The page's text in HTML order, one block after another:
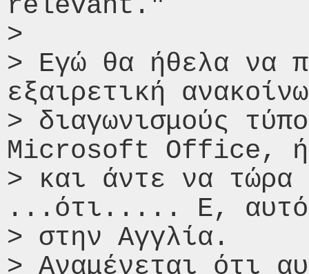
>
> Εγώ θα ήθελα να
εξαιρετική
> διαγωνισμούς
Microsoft Office, ή
> και άντε να τώρα
...ότι..... Ε, αυτό
> στην Αγγλία.
> Αναμένεται ότι